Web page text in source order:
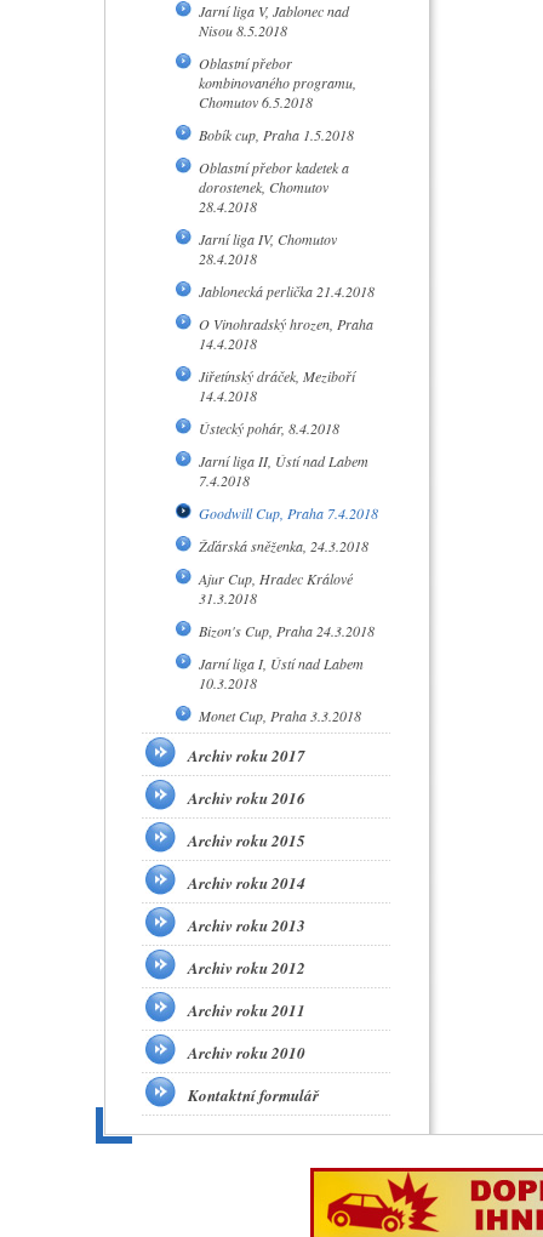
Jarní liga V, Jablonec nad
Nisou 8.5.2018
Oblastní přebor
kombinovaného programu,
Chomutov 6.5.2018
Bobík cup, Praha 1.5.2018
Oblastní přebor kadetek a
dorostenek, Chomutov
28.4.2018
Jarní liga IV, Chomutov
28.4.2018
Jablonecká perlička 21.4.2018
O Vinohradský hrozen, Praha
14.4.2018
Jiřetínský dráček, Meziboří
14.4.2018
Ústecký pohár, 8.4.2018
Jarní liga II, Ústí nad Labem
7.4.2018
Goodwill Cup, Praha 7.4.2018
Žďárská sněženka, 24.3.2018
Ajur Cup, Hradec Králové
31.3.2018
Bizon's Cup, Praha 24.3.2018
Jarní liga I, Ústí nad Labem
10.3.2018
Monet Cup, Praha 3.3.2018
Archiv roku 2017
Archiv roku 2016
Archiv roku 2015
Archiv roku 2014
Archiv roku 2013
Archiv roku 2012
Archiv roku 2011
Archiv roku 2010
Kontaktní formulář